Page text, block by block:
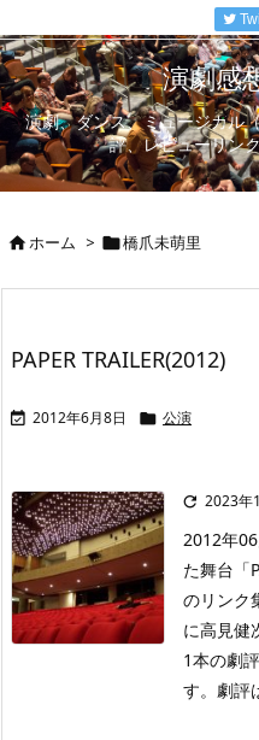
演劇感
演劇、ダンス、ミュージカル
評、レビューリン
ホーム > 橋爪未萌里
PAPER TRAILER(2012)
 2012年6月8日  公演
 2023年
2012年
た舞台「
のリンク
に高見健
1本の劇
す。劇評